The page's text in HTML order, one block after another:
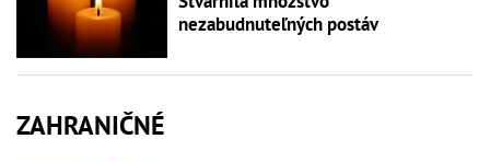
nezabudnuteľných postáv
ZAHRANIČNÉ